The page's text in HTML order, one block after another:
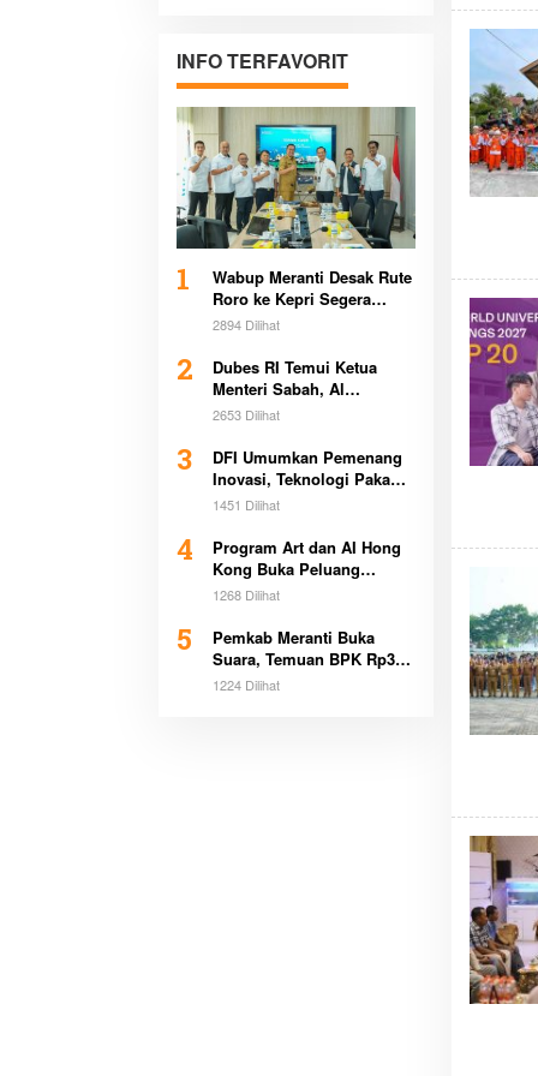
Pemerintah
Daerah
INFO TERFAVORIT
1
Wabup Meranti Desak Rute
Roro ke Kepri Segera
Beroperasi Demi Dongkrak
2894 Dilihat
2
Dubes RI Temui Ketua
Menteri Sabah, Al
Washliyah Beri Apresiasi
2653 Dilihat
3
DFI Umumkan Pemenang
Inovasi, Teknologi Pakan
Kurangi Emisi Bikin
1451 Dilihat
4
Program Art dan AI Hong
Kong Buka Peluang
Beasiswa Pemimpin Muda
1268 Dilihat
5
Pemkab Meranti Buka
Suara, Temuan BPK Rp3,1
Miliar Sudah Dicicil
1224 Dilihat